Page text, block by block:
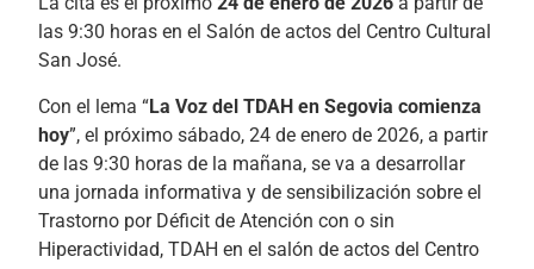
las 9:30 horas en el Salón de actos del Centro Cultural
San José.
Con el lema “La Voz del TDAH en Segovia comienza
hoy”, el próximo sábado, 24 de enero de 2026, a partir
de las 9:30 horas de la mañana, se va a desarrollar
una jornada informativa y de sensibilización sobre el
Trastorno por Déficit de Atención con o sin
Hiperactividad, TDAH en el salón de actos del Centro